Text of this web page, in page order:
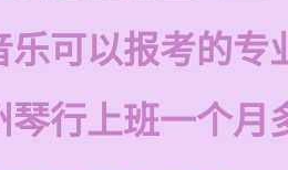
乐可以报考的专
琴行上班一个月